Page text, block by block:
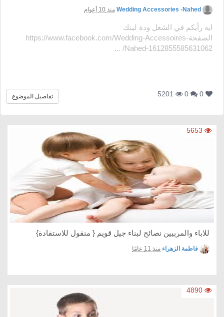
Wedding Accessories -Nahed منذ 10 أعوام
ايه رأيكم في الشغل ودة لينك
الصفحةhttps://www.facebook.com/Wedding-Accessoires-
Nahed-1612855585631062/ ...
0
0
5201 تفاصيل الموضوع
5653
للاباء والمربيين نصائح لبناء جيل قويم { منقول للاستفادة}
فاطمة الزهراء منذ 11 عامًا
4890